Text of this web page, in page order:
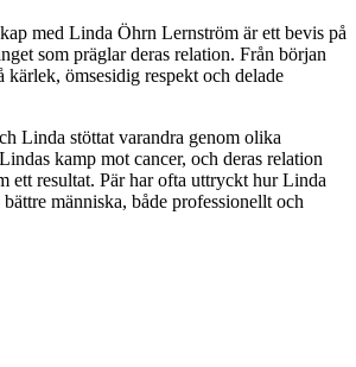
med Linda Öhrn Lernström är ett bevis på
som präglar deras relation. Från början
kärlek, ömsesidig respekt och delade
Linda stöttat varandra genom olika
kamp mot cancer, och deras relation
ett resultat. Pär har ofta uttryckt hur Linda
människa, både professionellt och